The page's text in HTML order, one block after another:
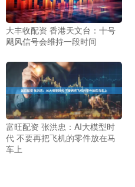
大丰收配资 香港天文台：十号
飓风信号会维持一段时间
富旺配资 张洪忠：AI大模型时
代 不要再把飞机的零件放在马
车上